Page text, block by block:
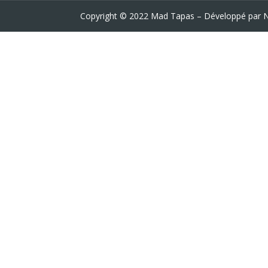
Copyright © 2022 Mad Tapas – Développé par